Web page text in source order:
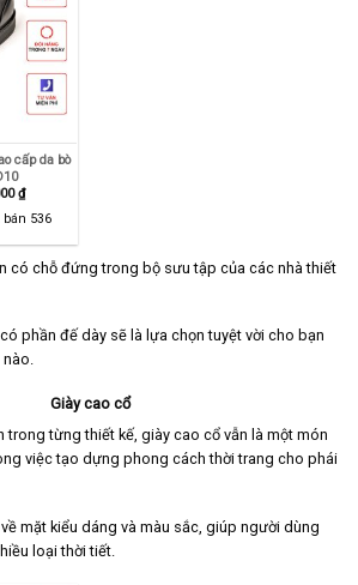
cấp da bò
₫Giá
hiện
tại
bán 536
có chỗ đứng trong bộ sưu tập của các nhà thiết
phần đế dày sẽ là lựa chọn tuyệt vời cho bạn
nào.
Giày cao cổ
trong từng thiết kế, giày cao cổ vẫn là một món
việc tạo dựng phong cách thời trang cho phái
mặt kiểu dáng và màu sắc, giúp người dùng
loại thời tiết.